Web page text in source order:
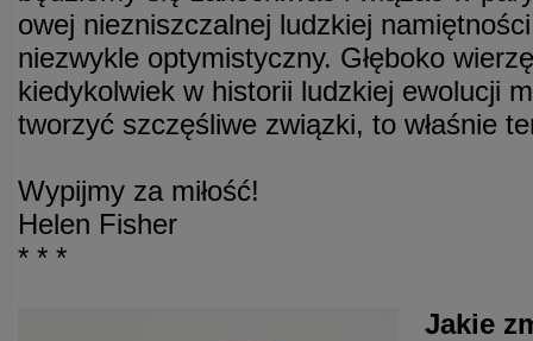
owej niezniszczalnej ludzkiej
niezwykle optymistyczny. Głęboko
kiedykolwiek w historii ludzkiej ewolucji
tworzyć szczęśliwe związki, to właśnie
Wypijmy za miłość!
Helen Fisher
* * *
Jakie